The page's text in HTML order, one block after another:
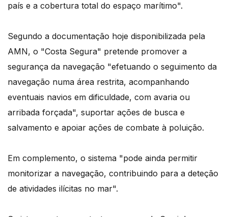
país e a cobertura total do espaço marítimo".
Segundo a documentação hoje disponibilizada pela
AMN, o "Costa Segura" pretende promover a
segurança da navegação "efetuando o seguimento da
navegação numa área restrita, acompanhando
eventuais navios em dificuldade, com avaria ou
arribada forçada", suportar ações de busca e
salvamento e apoiar ações de combate à poluição.
Em complemento, o sistema "pode ainda permitir
monitorizar a navegação, contribuindo para a deteção
de atividades ilícitas no mar".